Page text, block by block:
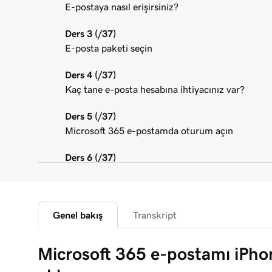
E-postaya nasıl erişirsiniz?
Ders 3 (/37)
E-posta paketi seçin
Ders 4 (/37)
Kaç tane e-posta hesabına ihtiyacınız var?
Ders 5 (/37)
Microsoft 365 e-postamda oturum açın
Ders 6 (/37)
Kendime test e-postası gönder
Microsoft 365 e-postamı iPhone’da Outlook’a
Genel bakış Transkript
Microsoft 365 e-postamı